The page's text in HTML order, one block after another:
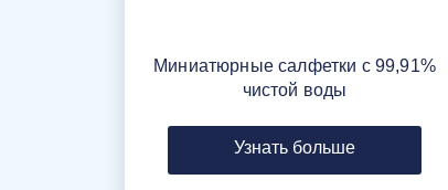
Миниатюрные салфетки с 99,91%
чистой воды
Узнать больше